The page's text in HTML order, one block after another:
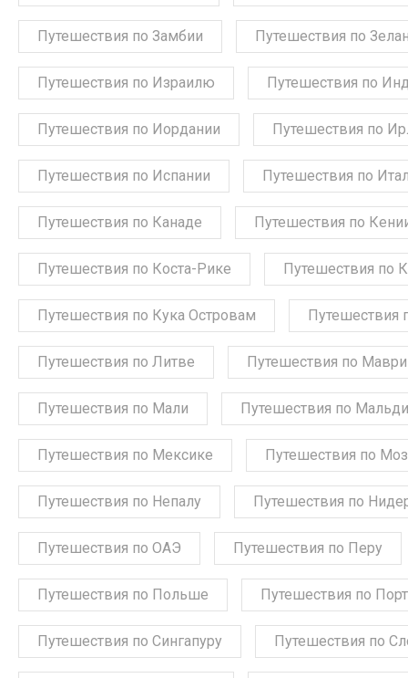
Путешествия по Замбии Путешествия по
Путешествия по Израилю Путешествия по
Путешествия по Иордании Путешествия по
Путешествия по Испании Путешествия по
Путешествия по Канаде Путешествия по
Путешествия по Коста-Рике Путешествия по
Путешествия по Кука Островам Путешествия
Путешествия по Литве Путешествия по
Путешествия по Мали Путешествия по
Путешествия по Мексике Путешествия по
Путешествия по Непалу Путешествия по
Путешествия по ОАЭ Путешествия по Перу
Путешествия по Польше Путешествия по
Путешествия по Сингапуру Путешествия по